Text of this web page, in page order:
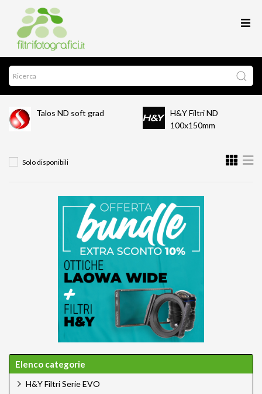
Talos ND soft grad
H&Y Filtri ND
100x150mm
Solo disponibili
Elenco categorie
H&Y Filtri Serie EVO